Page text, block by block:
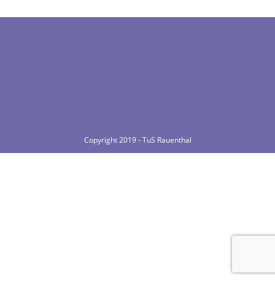
Copyright 2019 - TuS Rauenthal